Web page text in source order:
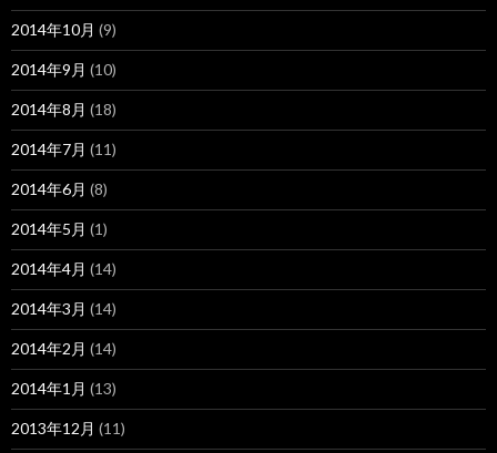
2014年10月 (9)
2014年9月 (10)
2014年8月 (18)
2014年7月 (11)
2014年6月 (8)
2014年5月 (1)
2014年4月 (14)
2014年3月 (14)
2014年2月 (14)
2014年1月 (13)
2013年12月 (11)